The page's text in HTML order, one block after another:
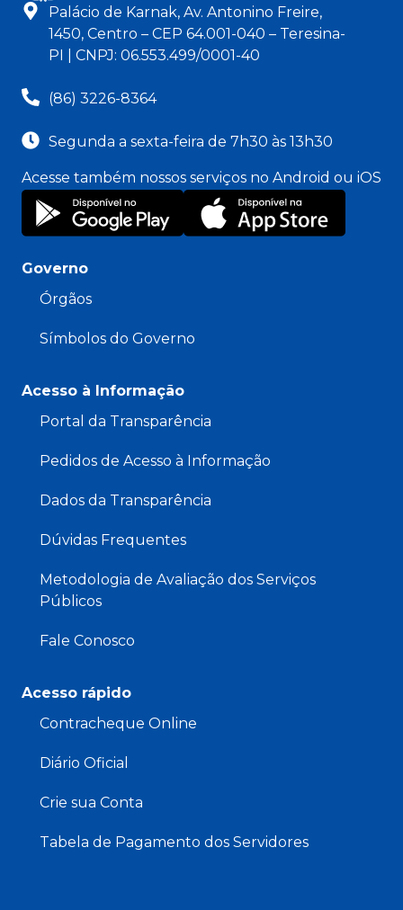
Palácio de Karnak, Av. Antonino Freire,
1450, Centro – CEP 64.001-040 – Teresina-
PI | CNPJ: 06.553.499/0001-40
(86) 3226-8364
Segunda a sexta-feira de 7h30 às 13h30
Acesse também nossos serviços no Android ou iOS
Governo
Órgãos
Símbolos do Governo
Acesso à Informação
Portal da Transparência
Pedidos de Acesso à Informação
Dados da Transparência
Dúvidas Frequentes
Metodologia de Avaliação dos Serviços
Públicos
Fale Conosco
Acesso rápido
Contracheque Online
Diário Oficial
Crie sua Conta
Tabela de Pagamento dos Servidores